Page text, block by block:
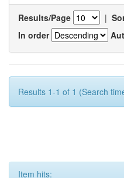
Results/Page |
In order
Results 1-1 of 1 (Search
Item hits: